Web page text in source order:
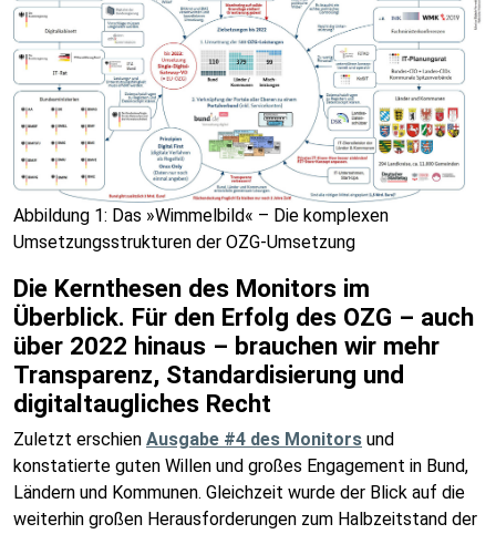
Abbildung 1: Das »Wimmelbild« – Die komplexen
Umsetzungsstrukturen der OZG-Umsetzung
Die Kernthesen des Monitors im
Überblick. Für den Erfolg des OZG – auch
über 2022 hinaus – brauchen wir mehr
Transparenz, Standardisierung und
digitaltaugliches Recht
Zuletzt erschien Ausgabe #4 des Monitors und
konstatierte guten Willen und großes Engagement in Bund,
Ländern und Kommunen. Gleichzeit wurde der Blick auf die
weiterhin großen Herausforderungen zum Halbzeitstand der